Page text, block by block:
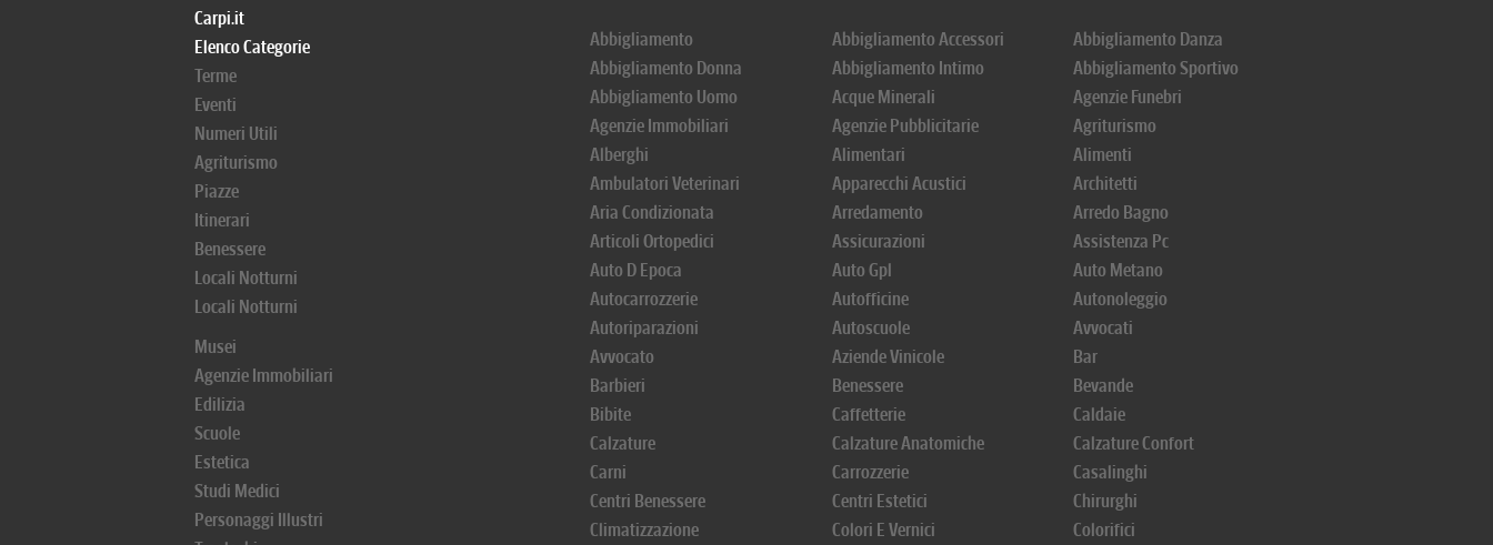
Carpi.it
Elenco Categorie
Terme
Eventi
Numeri Utili
Agriturismo
Piazze
Itinerari
Benessere
Locali Notturni
Locali Notturni
Musei
Agenzie Immobiliari
Edilizia
Scuole
Estetica
Studi Medici
Personaggi Illustri
Abbigliamento
Abbigliamento Donna
Abbigliamento Uomo
Agenzie Immobiliari
Alberghi
Ambulatori Veterinari
Aria Condizionata
Articoli Ortopedici
Auto D Epoca
Autocarrozzerie
Autoriparazioni
Avvocato
Barbieri
Bibite
Calzature
Carni
Centri Benessere
Climatizzazione
Abbigliamento Accessori
Abbigliamento Intimo
Acque Minerali
Agenzie Pubblicitarie
Alimentari
Apparecchi Acustici
Arredamento
Assicurazioni
Auto Gpl
Autofficine
Autoscuole
Aziende Vinicole
Benessere
Caffetterie
Calzature Anatomiche
Carrozzerie
Centri Estetici
Colori E Vernici
Abbigliamento Danza
Abbigliamento Sportivo
Agenzie Funebri
Agriturismo
Alimenti
Architetti
Arredo Bagno
Assistenza Pc
Auto Metano
Autonoleggio
Avvocati
Bar
Bevande
Caldaie
Calzature Confort
Casalinghi
Chirurghi
Colorifici